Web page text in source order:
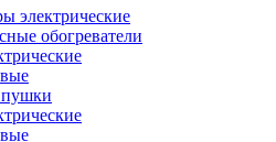
электрические
обогреватели